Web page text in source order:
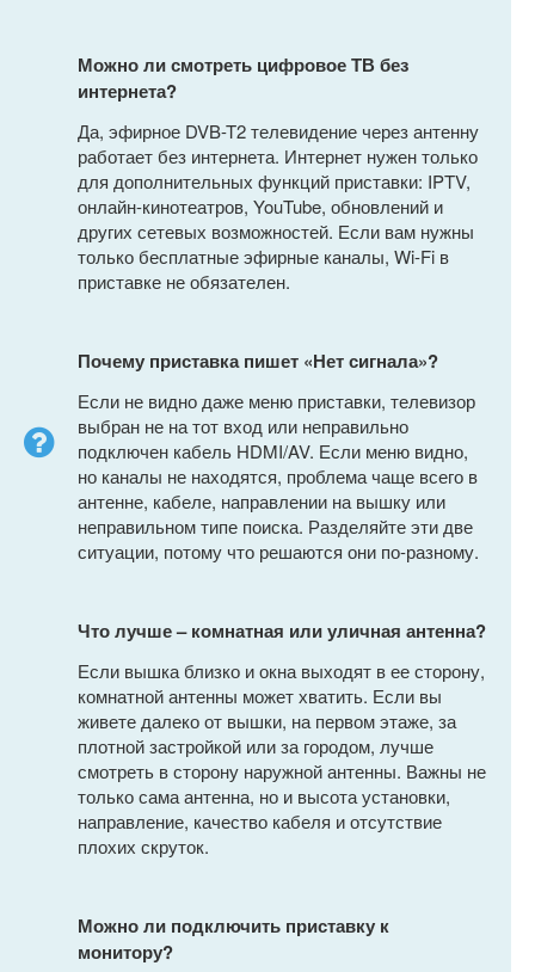
Можно ли смотреть цифровое ТВ без
интернета?
Да, эфирное DVB-T2 телевидение через антенну
работает без интернета. Интернет нужен только
для дополнительных функций приставки: IPTV,
онлайн-кинотеатров, YouTube, обновлений и
других сетевых возможностей. Если вам нужны
только бесплатные эфирные каналы, Wi-Fi в
приставке не обязателен.
Почему приставка пишет «Нет сигнала»?
Если не видно даже меню приставки, телевизор
выбран не на тот вход или неправильно
подключен кабель HDMI/AV. Если меню видно,
но каналы не находятся, проблема чаще всего в
антенне, кабеле, направлении на вышку или
неправильном типе поиска. Разделяйте эти две
ситуации, потому что решаются они по-разному.
Что лучше – комнатная или уличная антенна?
Если вышка близко и окна выходят в ее сторону,
комнатной антенны может хватить. Если вы
живете далеко от вышки, на первом этаже, за
плотной застройкой или за городом, лучше
смотреть в сторону наружной антенны. Важны не
только сама антенна, но и высота установки,
направление, качество кабеля и отсутствие
плохих скруток.
Можно ли подключить приставку к
монитору?